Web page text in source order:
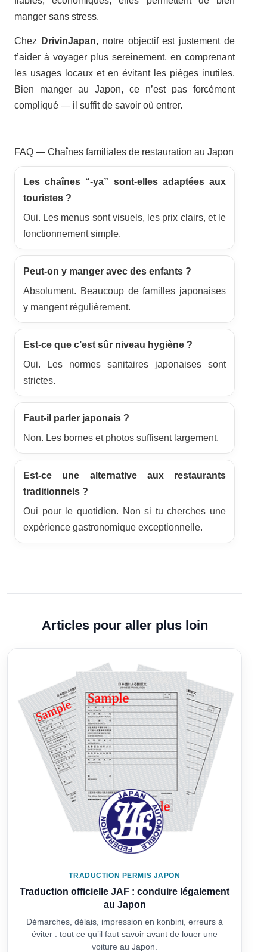
manger sans stress.
Chez DrivinJapan, notre objectif est justement de
t’aider à voyager plus sereinement, en comprenant
les usages locaux et en évitant les pièges inutiles.
Bien manger au Japon, ce n’est pas forcément
compliqué — il suffit de savoir où entrer.
FAQ — Chaînes familiales de restauration au Japon
Les chaînes “-ya” sont-elles adaptées aux
touristes ?
Oui. Les menus sont visuels, les prix clairs, et le
fonctionnement simple.
Peut-on y manger avec des enfants ?
Absolument. Beaucoup de familles japonaises
y mangent régulièrement.
Est-ce que c’est sûr niveau hygiène ?
Oui. Les normes sanitaires japonaises sont
strictes.
Faut-il parler japonais ?
Non. Les bornes et photos suffisent largement.
Est-ce une alternative aux restaurants
traditionnels ?
Oui pour le quotidien. Non si tu cherches une
expérience gastronomique exceptionnelle.
Articles pour aller plus loin
TRADUCTION PERMIS JAPON
Traduction officielle JAF : conduire légalement
au Japon
Démarches, délais, impression en konbini, erreurs à
éviter : tout ce qu’il faut savoir avant de louer une
voiture au Japon.